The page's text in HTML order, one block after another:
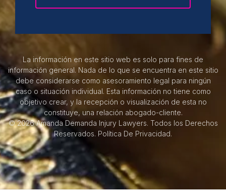
La información en este sitio web es solo para fines de
información general. Nada de lo que se encuentra en este sitio
debe considerarse como asesoramiento legal para ningún
caso o situación individual. Esta información no tiene como
objetivo crear, y la recepción o visualización de esta no
constituye, una relación abogado-cliente.
© 2026 Amanda Demanda Injury Lawyers. Todos los Derechos
Reservados. Política De Privacidad.